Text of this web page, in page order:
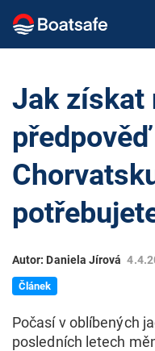
Jak získat
Autor: Daniela Jírová
Článek
Počasí v oblíbených
posledních letech